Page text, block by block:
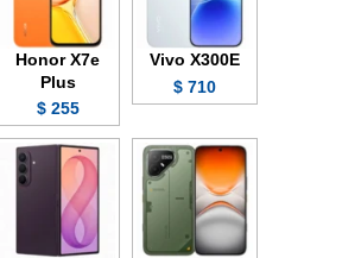
Vivo X300E
710 $
Honor X7e
Plus
255 $